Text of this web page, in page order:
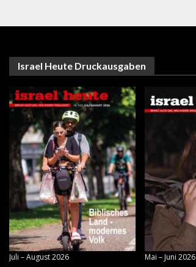
Israel Heute Druckausgaben
Juli – August 2026 Mai – Juni 2026